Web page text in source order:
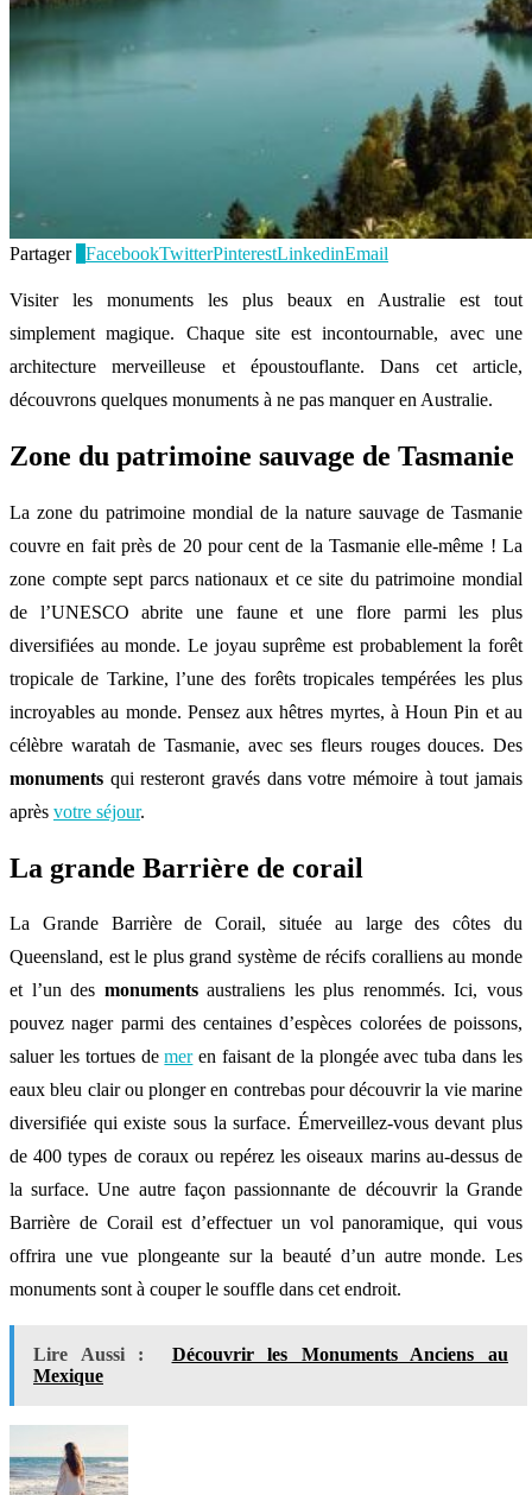
Partager FacebookTwitterPinterestLinkedinEmail
Visiter les monuments les plus beaux en Australie est tout
simplement magique. Chaque site est incontournable, avec une
architecture merveilleuse et époustouflante. Dans cet article,
découvrons quelques monuments à ne pas manquer en Australie.
Zone du patrimoine sauvage de Tasmanie
La zone du patrimoine mondial de la nature sauvage de Tasmanie
couvre en fait près de 20 pour cent de la Tasmanie elle-même ! La
zone compte sept parcs nationaux et ce site du patrimoine mondial
de l’UNESCO abrite une faune et une flore parmi les plus
diversifiées au monde. Le joyau suprême est probablement la forêt
tropicale de Tarkine, l’une des forêts tropicales tempérées les plus
incroyables au monde. Pensez aux hêtres myrtes, à Houn Pin et au
célèbre waratah de Tasmanie, avec ses fleurs rouges douces. Des
monuments qui resteront gravés dans votre mémoire à tout jamais
après votre séjour.
La grande Barrière de corail
La Grande Barrière de Corail, située au large des côtes du
Queensland, est le plus grand système de récifs coralliens au monde
et l’un des monumentsaustraliens les plus renommés. Ici, vous
pouvez nager parmi des centaines d’espèces colorées de poissons,
saluer les tortues demeren faisant de la plongée avec tuba dans les
eaux bleu clair ou plonger en contrebas pour découvrir la vie marine
diversifiée qui existe sous la surface. Émerveillez-vous devant plus
de 400 types de coraux ou repérez les oiseaux marins au-dessus de
la surface. Une autre façon passionnante de découvrir la Grande
Barrière de Corail est d’effectuer un vol panoramique, qui vous
offrira une vue plongeante sur la beauté d’un autre monde. Les
monuments sont à couper le souffle dans cet endroit.
Lire Aussi :
Découvrir les Monuments Anciens au
Mexique